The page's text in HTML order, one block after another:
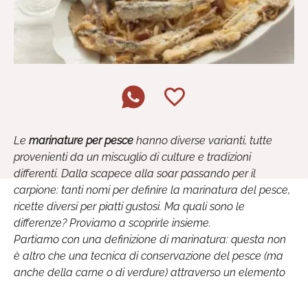
Le marinature per pesce hanno diverse varianti, tutte
provenienti da un miscuglio di culture e tradizioni
differenti. Dalla scapece alla soar passando per il
carpione: tanti nomi per definire la marinatura del pesce,
ricette diversi per piatti gustosi. Ma quali sono le
differenze? Proviamo a scoprirle insieme.
Partiamo con una definizione di marinatura: questa non
è altro che una tecnica di conservazione del pesce (ma
anche della carne o di verdure) attraverso un elemento